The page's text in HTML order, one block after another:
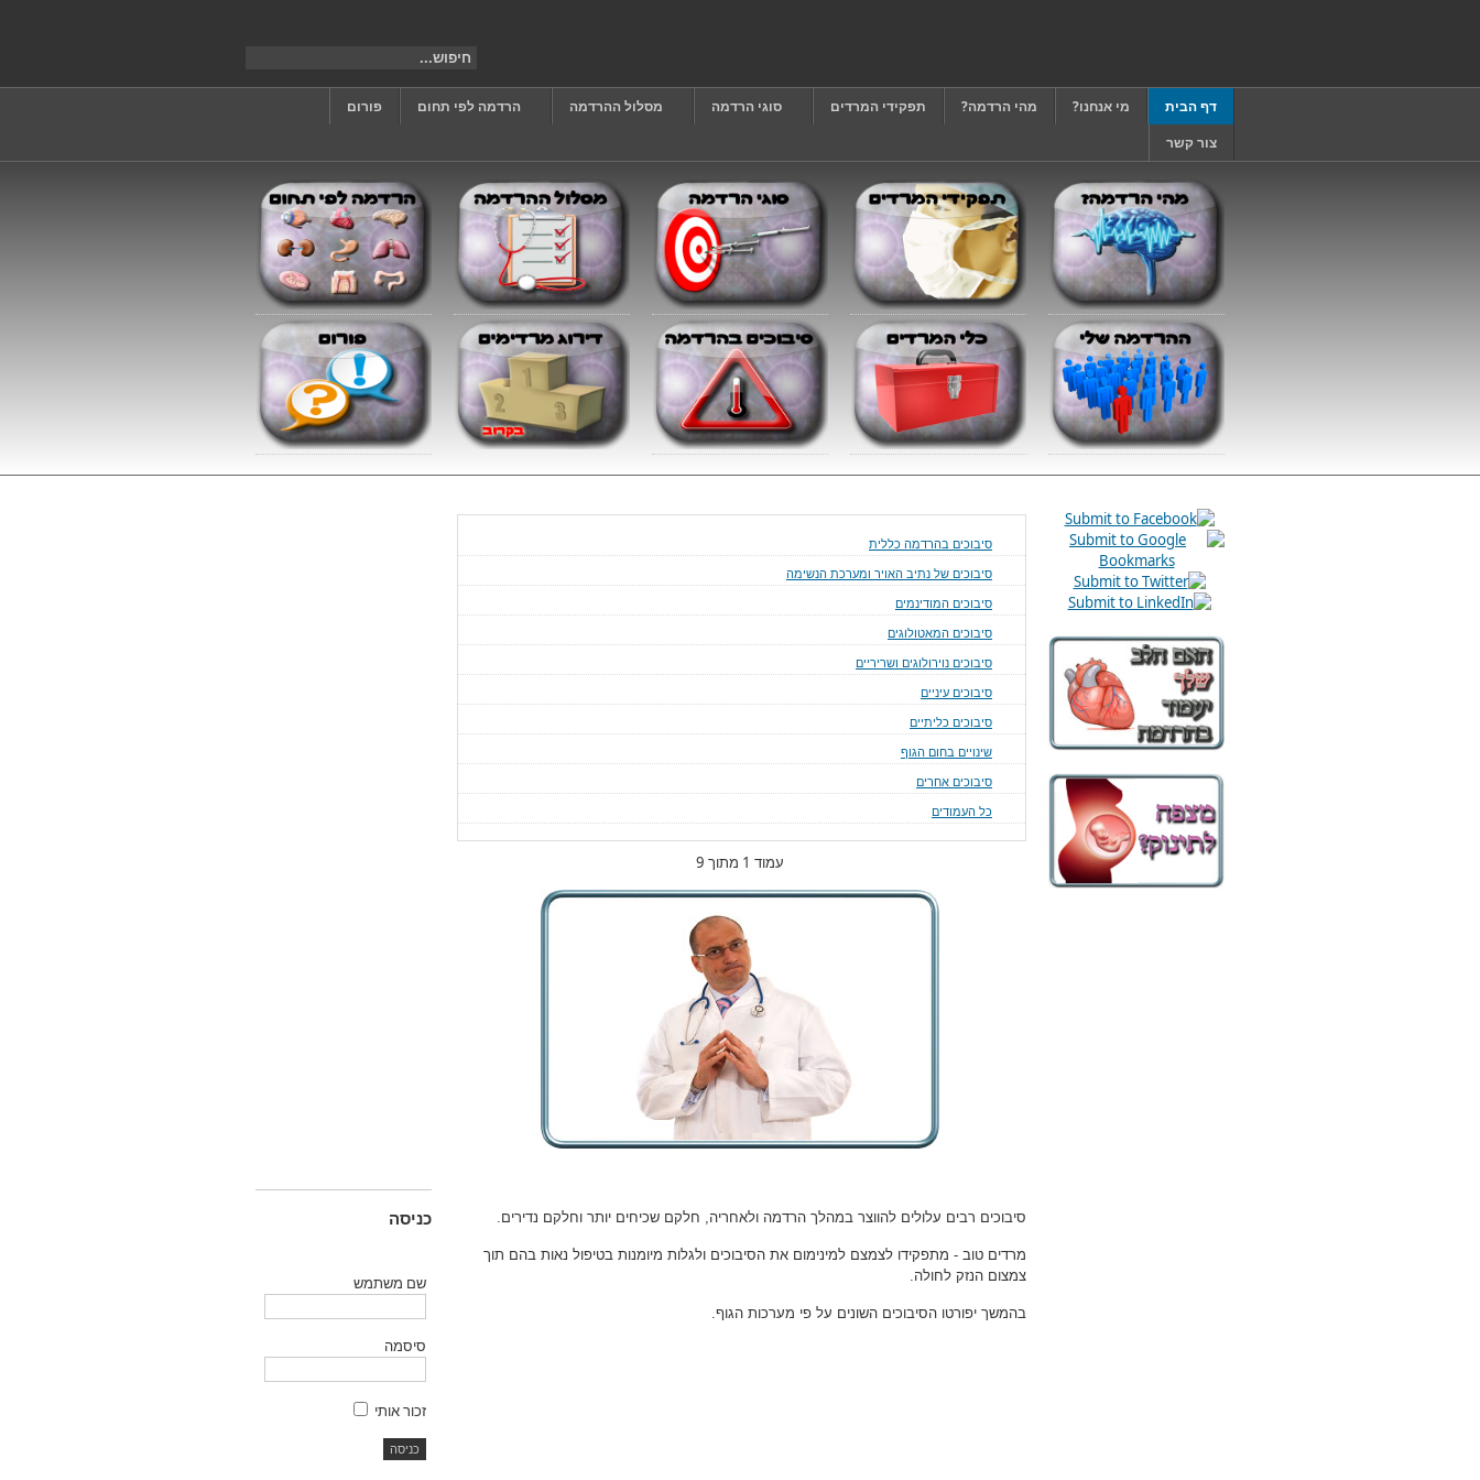
דף הבית מי אנחנו? מהי הרדמה? תפקידי המרדים סוגי הרדמה מסלול ההרדמה הרדמה לפי תחום
פורום
צור קשר
סיבוכים בהרדמה כללית
סיבוכים של נתיב האויר ומערכת הנשימה
סיבוכים המודינמים
סיבוכים המאטולוגים
סיבוכים נוירולוגים ושריריים
סיבוכים עיניים
סיבוכים כליתיים
שינויים בחום הגוף
סיבוכים אחרים
כל העמודים
עמוד 1 מתוך 9
סיבוכים רבים עלולים להווצר במהלך הרדמה ולאחריה, חלקם שכיחים יותר וחלקם נדירים.
מרדים טוב - מתפקידו לצמצם למינימום את הסיבוכים ולגלות מיומנות בטיפול נאות בהם תוך
צמצום הנזק לחולה.
בהמשך יפורטו הסיבוכים השונים על פי מערכות הגוף.
כניסה
שם משתמש
סיסמה
זכור אותי